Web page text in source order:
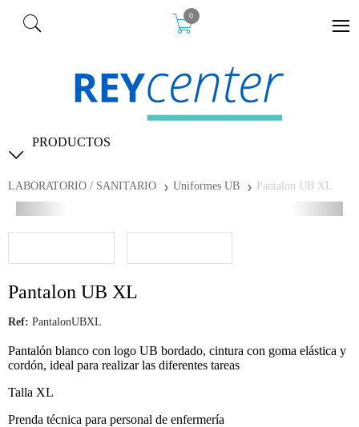
0
PRODUCTOS
LABORATORIO / SANITARIO Uniformes UB Pantalon UB XL
Pantalon UB XL
Ref: PantalonUBXL
Pantalón blanco con logo UB bordado, cintura con goma elástica y
cordón, ideal para realizar las diferentes tareas
Talla XL
Prenda técnica para personal de enfermería